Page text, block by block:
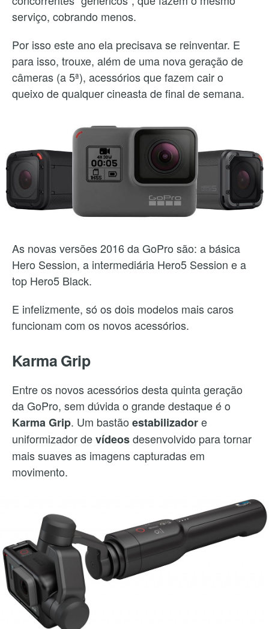
serviço, cobrando menos.
Por isso este ano ela precisava se reinventar. E
para isso, trouxe, além de uma nova geração de
câmeras (a 5ª), acessórios que fazem cair o
queixo de qualquer cineasta de final de semana.
As novas versões 2016 da GoPro são: a básica
Hero Session, a intermediária Hero5 Session e a
top Hero5 Black.
E infelizmente, só os dois modelos mais caros
funcionam com os novos acessórios.
Karma Grip
Entre os novos acessórios desta quinta geração
da GoPro, sem dúvida o grande destaque é o
Karma Grip. Um bastão estabilizadore
uniformizador devídeosdesenvolvido para tornar
mais suaves as imagens capturadas em
movimento.